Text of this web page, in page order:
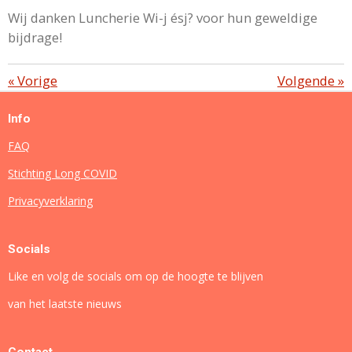
Wij danken Luncherie Wi-j ésj? voor hun geweldige
bijdrage!
«Vorige Volgende»
Info
FAQ
Stichting Long COVID
Privacyverklaring
Socials
Like en volg de socials om op de hoogte te blijven
van het laatste nieuws